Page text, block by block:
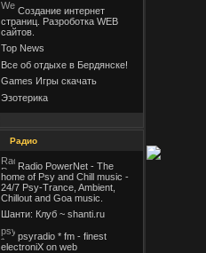
Создание интернет
страниц. Разроботка WEB
сайтов.
Top News
Все об отдыхе в Бердянске!
Games Игры скачать
Эзотерика
Радио
Radio PowerNet - The
home of Psy and Chill music -
24/7 Psy-Trance, Ambient,
Chillout and Goa music.
Шанти: Клуб ~ shanti.ru
psyradio * fm - finest
electroniX on web